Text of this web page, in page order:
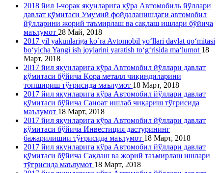
2018 йил I-чорак якунларига кўра Автомобиль йўллари
давлат қўмитаси Умумий фойдаланишдаги автомобил
йўлларини жорий таъмирлаш ва сақлаш ишлари бўйича
маълумот 28 Май, 2018
2017 yil yakunlariga ko`ra Avtomobil yo‘llari davlat qo‘mitasi
bo‘yicha Yangi ish joylarini yaratish to‘g‘risida ma‘lumot 18
Март, 2018
2017 йил якунларига кўра Автомобил йўллари давлат
қўмитаси бўйича Қора металл чиқиндиларини
топшириш тўғрисида маълумот 18 Март, 2018
2017 йил якунларига кўра Автомобил йўллари давлат
қўмитаси бўйича Саноат ишлаб чиқариш тўғрисида
маълумот 18 Март, 2018
2017 йил якунларига кўра Автомобил йўллари давлат
қўмитаси бўйича Инвестиция дастурининг
бажарилишии тўғрисида маълумот 18 Март, 2018
2017 йил якунларига кўра Автомобил йўллари давлат
қўмитаси бўйича Сақлаш ва жорий таъмирлаш ишлари
тўғрисида маълумот 18 Март, 2018